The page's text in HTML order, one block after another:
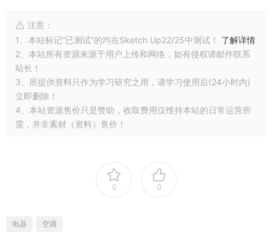
注意：
1、本站标记“已测试”的均在Sketch Up22/25中测试！ 了解详情
2、本站所有资源来源于用户上传和网络，如有侵权请邮件联系
站长！
3、所提供资料只作为学习研究之用，请学习使用后(24小时内)
立即删除！
4、本站资源售价只是赞助，收取费用仅维持本站的日常运营所
需，并非素材（资料）售价！
0 0
电器 空调